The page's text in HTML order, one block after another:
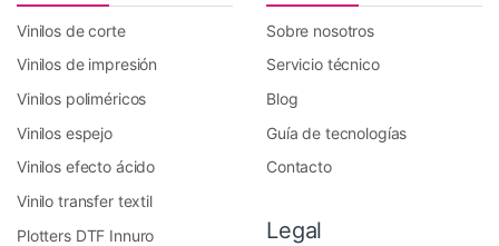
Vinilos de corte
Vinilos de impresión
Vinilos poliméricos
Vinilos espejo
Vinilos efecto ácido
Vinilo transfer textil
Plotters DTF Innuro
Sobre nosotros
Servicio técnico
Blog
Guía de tecnologías
Contacto
Legal